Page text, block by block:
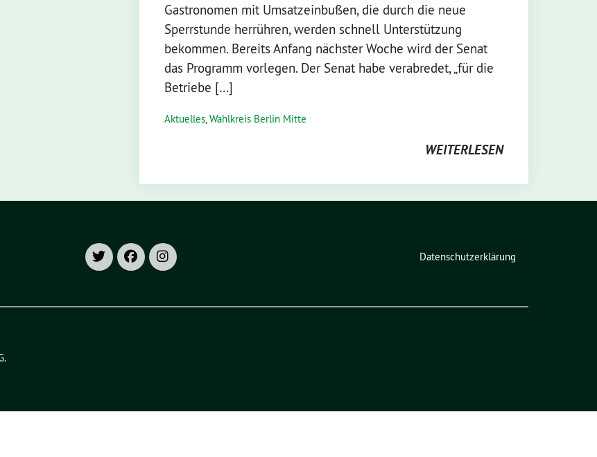
Gastronomen mit Umsatzeinbußen, die durch die neue
Sperrstunde herrühren, werden schnell Unterstützung
bekommen. Bereits Anfang nächster Woche wird der Senat
das Programm vorlegen. Der Senat habe verabredet, „für die
Betriebe […]
Aktuelles Wahlkreis Berlin Mitte
WEITERLESEN
Datenschutzerklärung
.